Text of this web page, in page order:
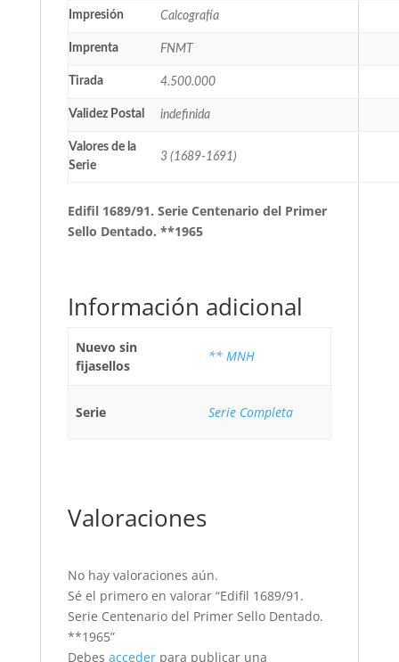
Impresión Calcografía
Imprenta FNMT
Tirada 4.500.000
Validez Postal indefinida
Valores de la
Serie
3 (1689-1691)
Edifil 1689/91. Serie Centenario del Primer
Sello Dentado. **1965
Información adicional
Nuevo sin
fijasellos
** MNH
Serie Serie Completa
Valoraciones
No hay valoraciones aún.
Sé el primero en valorar “Edifil 1689/91.
Serie Centenario del Primer Sello Dentado.
**1965”
Debes accederpara publicar una